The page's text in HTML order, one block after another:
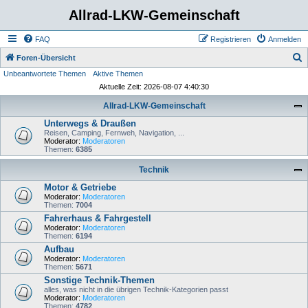
Allrad-LKW-Gemeinschaft
FAQ Anmelden
Registrieren
Foren-Übersicht
Unbeantwortete Themen
Aktive Themen
Aktuelle Zeit: 2026-08-07 4:40:30
Allrad-LKW-Gemeinschaft
Unterwegs & Draußen
Reisen, Camping, Fernweh, Navigation, ...
Moderator: Moderatoren
Themen: 6385
Technik
Motor & Getriebe
Moderator: Moderatoren
Themen: 7004
Fahrerhaus & Fahrgestell
Moderator: Moderatoren
Themen: 6194
Aufbau
Moderator: Moderatoren
Themen: 5671
Sonstige Technik-Themen
alles, was nicht in die übrigen Technik-Kategorien passt
Moderator: Moderatoren
Themen: 4782